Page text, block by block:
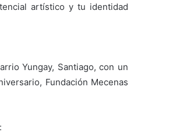
artístico y tu identidad
Yungay, Santiago, con un
Fundación Mecenas